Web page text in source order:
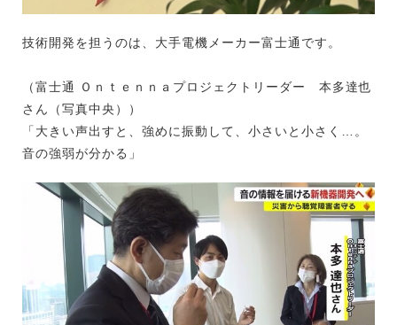
技術開発を担うのは、大手電機メーカー富士通です。
（富士通 Ｏｎｔｅｎｎａプロジェクトリーダー 本多達也
さん（写真中央））
「大きい声出すと、強めに振動して、小さいと小さく…。
音の強弱が分かる」